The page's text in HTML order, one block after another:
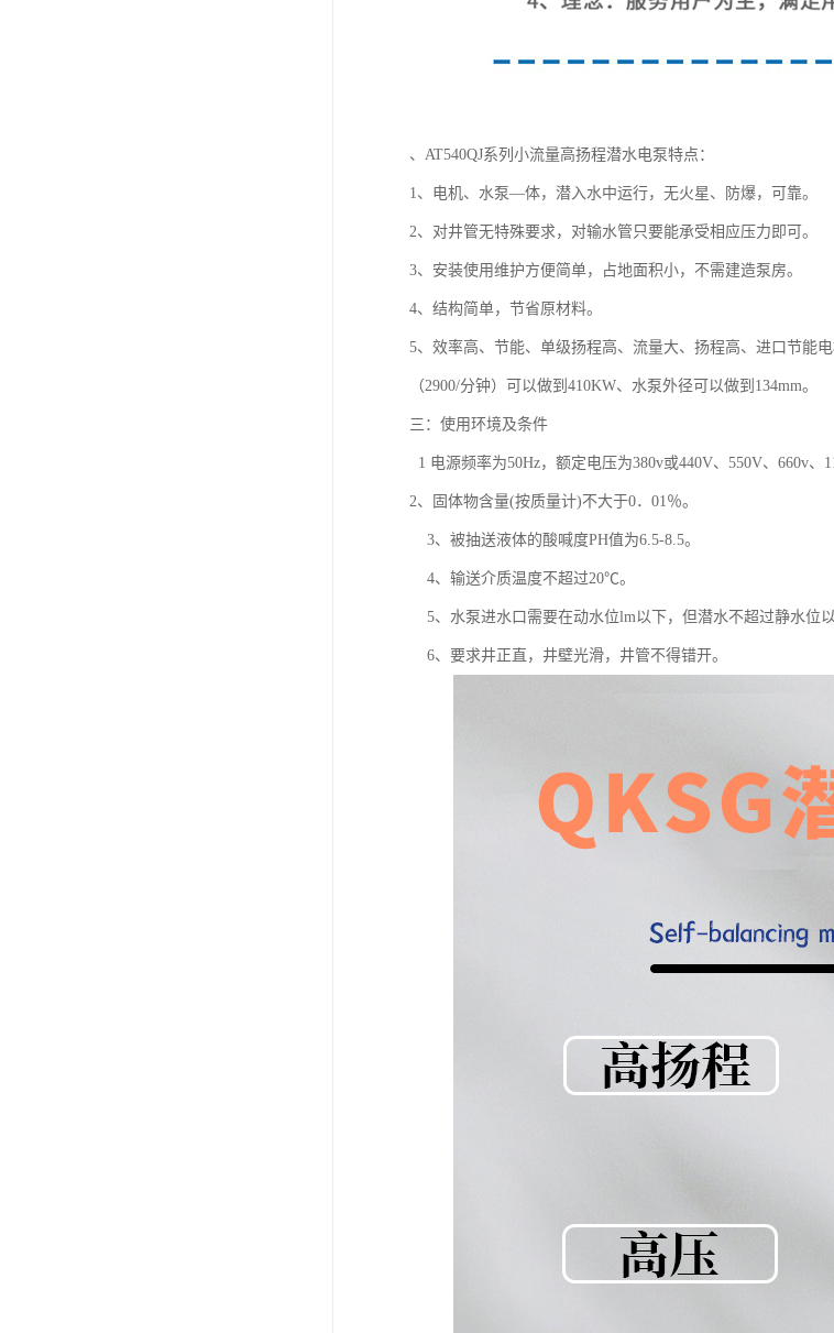
、AT540QJ系列小流量高扬程潜水电泵特点：
1、电机、水泵—体，潜入水中运行，无火星、防爆，可靠。
2、对井管无特殊要求，对输水管只要能承受相应压力即可。
3、安装使用维护方便简单，占地面积小，不需建造泵房。
4、结构简单，节省原材料。
5、效率高、节能、单级扬程高、流量大、扬程高、进口节能
（2900/分钟）可以做到410KW、水泵外径可以做到134mm。
三：使用环境及条件
1 电源频率为50Hz，额定电压为380v或440V、550V、660v
2、固体物含量(按质量计)不大于0．01％。
3、被抽送液体的酸喊度PH值为6.5-8.5。
4、输送介质温度不超过20℃。
5、水泵进水口需要在动水位lm以下，但潜水不超过静水位以
6、要求井正直，井壁光滑，井管不得错开。